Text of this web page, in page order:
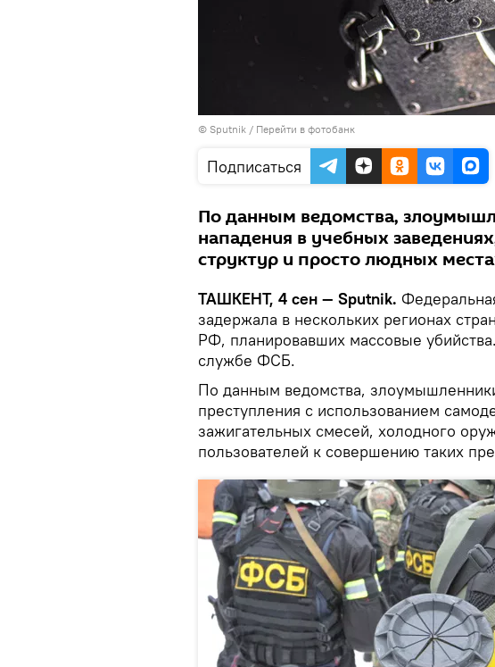
© Sputnik / Перейти в фотобанк
Подписаться
По данным ведомства,
нападения в учебных
структур и просто людных
ТАШКЕНТ, 4 сен — Sputnik.
задержала в нескольких регионах
РФ, планировавших массовые
службе ФСБ.
По данным ведомства,
преступления с использованием
зажигательных смесей, холодного
пользователей к совершению таких